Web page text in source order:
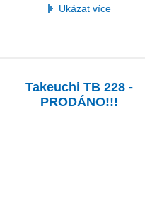
Ukázat více
Takeuchi TB 228 -
PRODÁNO!!!